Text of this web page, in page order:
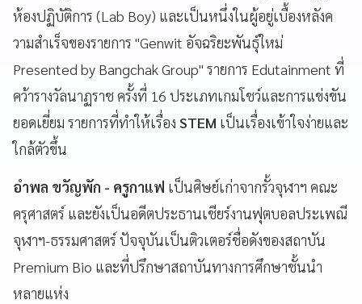
ห้องปฏิบัติการ (Lab Boy) และเป็นหนึ่งในผู้อยู่เบื้องหลังค
วามสำเร็จของรายการ "Genwit อัจฉริยะพันธุ์ใหม่
Presented by Bangchak Group" รายการ Edutainment ที่
คว้ารางวัลนาฏราช ครั้งที่ 16 ประเภทเกมโชว์และการแข่งขัน
ยอดเยี่ยม รายการที่ทำให้เรื่อง STEM เป็นเรื่องเข้าใจง่ายและ
ใกล้ตัวขึ้น
อำพล ขวัญพัก - ครูกาแฟ เป็นศิษย์เก่าจากรั้วจุฬาฯ คณะ
ครุศาสตร์ และยังเป็นอดีตประธานเชียร์งานฟุตบอลประเพณี
จุฬาฯ-ธรรมศาสตร์ ปัจจุบันเป็นติวเตอร์ชื่อดังของสถาบัน
Premium Bio และที่ปรึกษาสถาบันทางการศึกษาชั้นนำ
หลายแห่ง